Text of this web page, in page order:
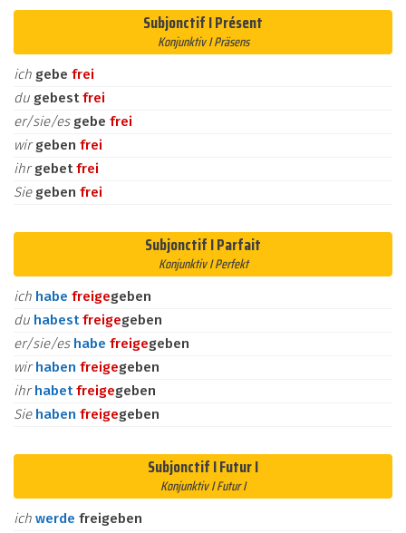
Subjonctif I Présent
Konjunktiv I Präsens
ich gebe frei
du gebestfrei
er/sie/es gebe frei
wirgeben frei
ihrgebetfrei
Sie geben frei
Subjonctif I Parfait
Konjunktiv I Perfekt
ich habe freigegeben
du habestfreigegeben
er/sie/es habe freigegeben
wirhaben freigegeben
ihrhabetfreigegeben
Sie haben freigegeben
Subjonctif I Futur I
Konjunktiv I Futur I
ich werde freigeben